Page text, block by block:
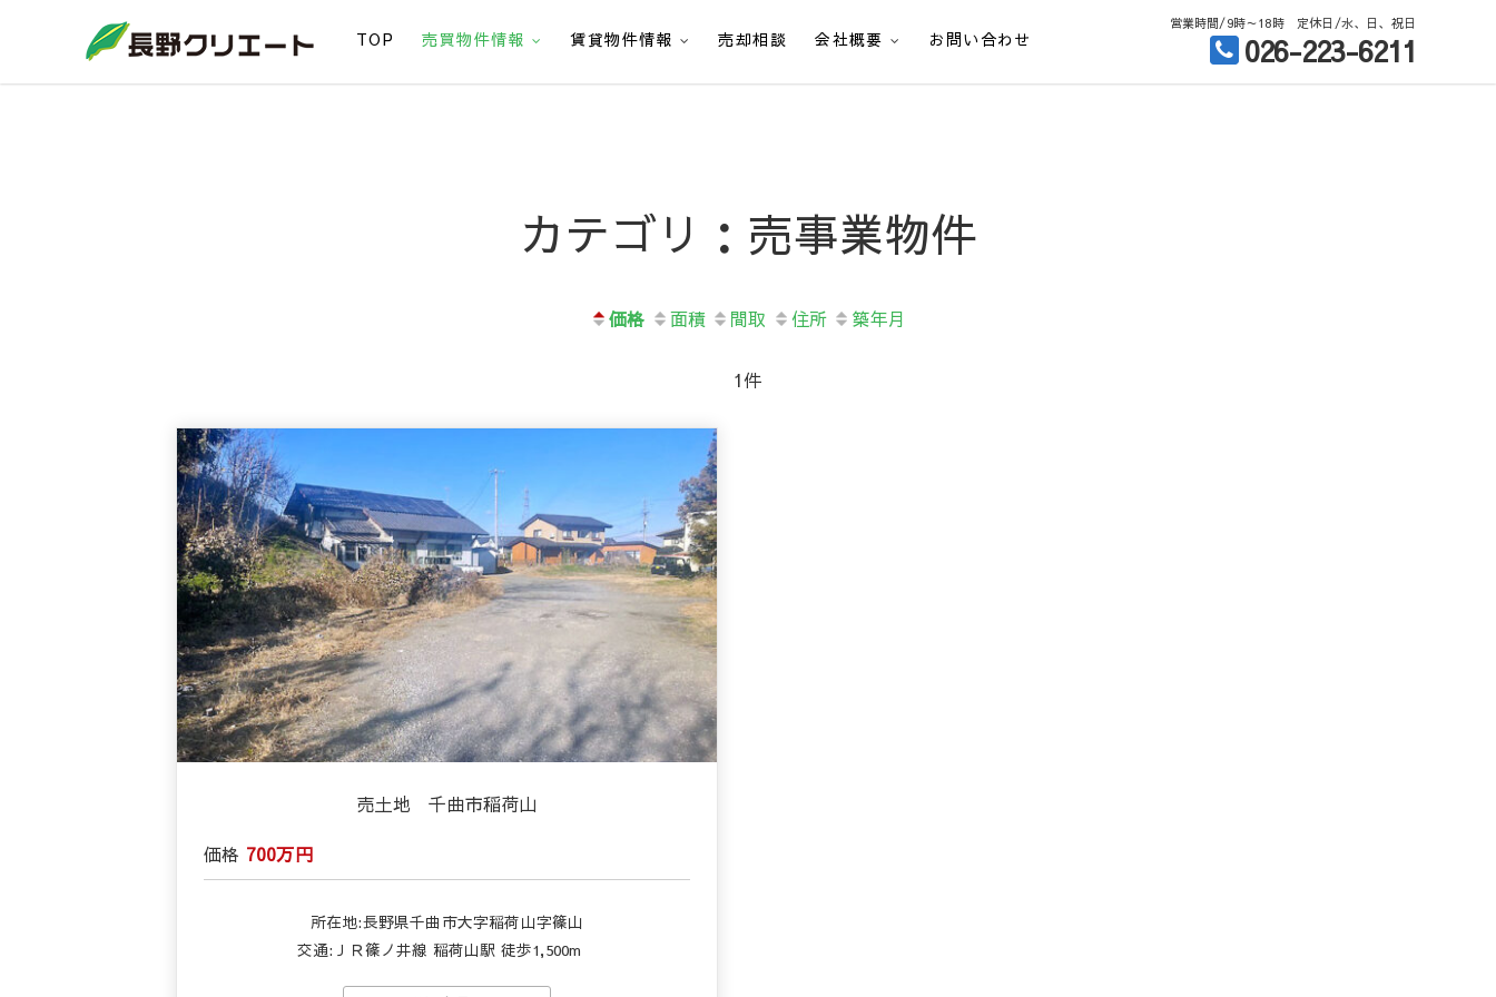
TOP 売買物件情報 賃貸物件情報 売却相談 会社概要 お問い合わせ
営業時間/9時～18時 定休日/水、日、祝日
026-223-6211
カテゴリ：売事業物件
価格 面積 間取 住所 築年月
1件
売土地 千曲市稲荷山
価格 700万円
所在地:長野県千曲市大字稲荷山字篠山
交通: ＪＲ篠ノ井線 稲荷山駅 徒歩1,500m